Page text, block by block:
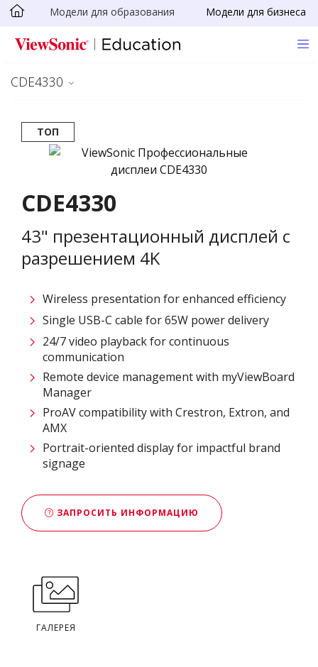
Skip to main content
Модели для образования Модели для бизнеса
CDE4330
ТОП
CDE4330
43" презентационный дисплей с
разрешением 4K
Wireless presentation for enhanced efficiency ​
Single USB-C cable for 65W power delivery
24/7 video playback for continuous
communication
Remote device management with myViewBoard
Manager ​
ProAV compatibility with Crestron, Extron, and
AMX​
Portrait-oriented display for impactful brand
signage
ЗАПРОСИТЬ ИНФОРМАЦИЮ
ГАЛЕРЕЯ